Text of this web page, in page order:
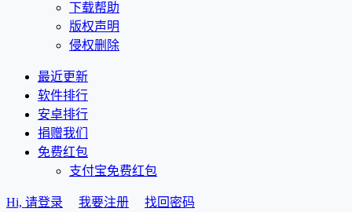
下载帮助
版权声明
侵权删除
最近更新
软件排行
安卓排行
捐赠我们
免费红包
支付宝免费红包
Hi, 请登录 我要注册
找回密码